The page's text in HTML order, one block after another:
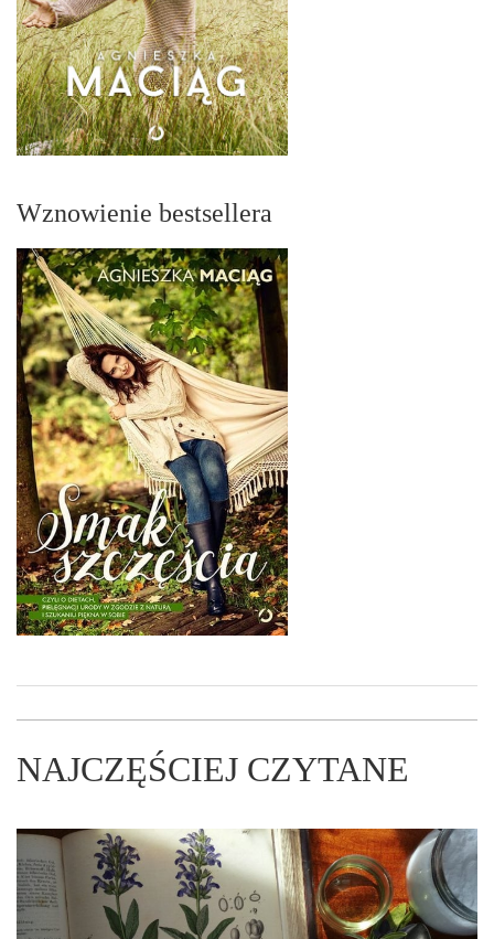
Wznowienie bestsellera
NAJCZĘŚCIEJ CZYTANE